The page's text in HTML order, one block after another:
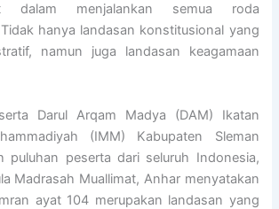
dalam menjalankan semua roda
hanya landasan konstitusional yang
namun juga landasan keagamaan
Darul Arqam Madya (DAM) Ikatan
(IMM) Kabupaten Sleman
puluhan peserta dari seluruh Indonesia,
Madrasah Muallimat, Anhar menyatakan
ayat 104 merupakan landasan yang